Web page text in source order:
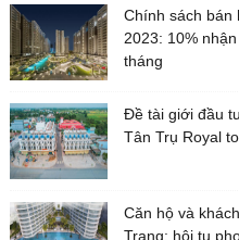
Chính sách bán
2023: 10%
tháng
Đề tài giới đầu
Tân Trụ Royal
Căn hộ và
Trang: hội tụ